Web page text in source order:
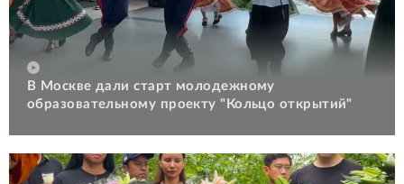
В Москве дали старт молодежному
образовательному проекту "Кольцо открытий"